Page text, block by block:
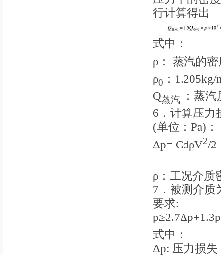
行计算得出
式中：
ρ： 蒸汽的
ρ0 ：1.205kg/
Q蒸汽
：蒸
6．计算压力
(单位：Pa)：
Δp= CdρV2/
ρ：工况介质
7．被测介质
要求:
p≥2.7Δp+1.3p
式中：
Δp: 压力损失